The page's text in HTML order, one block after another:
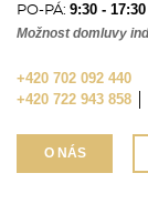
PO-PÁ: 9:30 - 17:30
Možnost domluvy
+420 702 092 440
+420 722 943 858
O NÁS